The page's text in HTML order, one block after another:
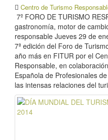
Centro de Turismo
7º FORO DE TURISMO
gastronomía, motor de
responsable Jueves 29 de
7ª edición del Foro de
año más en FITUR por el
Responsable, en
Española de Profesionales
las intensas relaciones del